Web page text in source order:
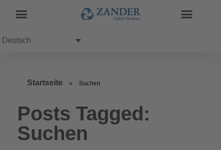
Deutsch
Startseite » Suchen
Posts Tagged:
Suchen